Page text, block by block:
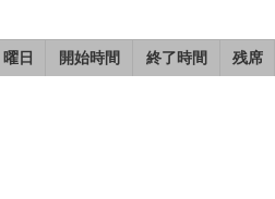
曜日 開始時間 終了時間 残席